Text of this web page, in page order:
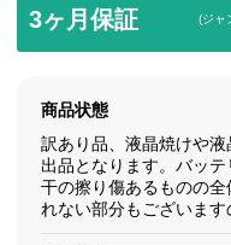
3ヶ月保証 (ジャ
商品状態
訳あり品、液晶焼けや
出品となります。バッ
干の擦り傷あるものの
れない部分もございます